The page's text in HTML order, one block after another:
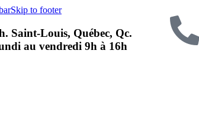
Skip to footer
Saint-Louis, Québec, Qc.
au vendredi 9h à 16h